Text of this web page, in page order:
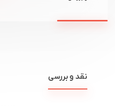
نقد و بررسی